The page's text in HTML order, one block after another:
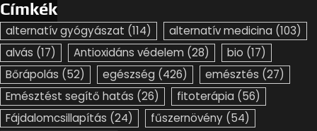
Címkék
alternatív gyógyászat (114) alternatív medicina (103)
alvás (17) Antioxidáns védelem (28) bio (17)
Bőrápolás (52) egészség (426) emésztés (27)
Emésztést segítő hatás (26) fitoterápia (56)
Fájdalomcsillapítás (24) fűszernövény (54)